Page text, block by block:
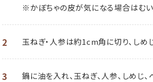
※かぼちゃの皮が気になる場合はむい
2 玉ねぎ・人参は約1cm角に切り、しめ
3
鍋に油を入れ、玉ねぎ、人参、しめじ